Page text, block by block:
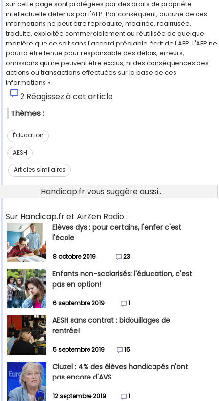
sur cette page sont protégées par des droits de propriété
intellectuelle détenus par l'AFP. Par conséquent, aucune de ces
informations ne peut être reproduite, modifiée, rediffusée,
traduite, exploitée commercialement ou réutilisée de quelque
manière que ce soit sans l'accord préalable écrit de l'AFP. L'AFP ne
pourra être tenue pour responsable des délais, erreurs,
omissions qui ne peuvent être exclus, ni des conséquences des
actions ou transactions effectuées sur la base de ces
informations ».
2 Réagissez à cet article
Thèmes :
Éducation
AESH
Articles similaires
Handicap.fr vous suggère aussi...
Sur Handicap.fr et AirZen Radio :
Elèves dys : pour certains, l'enfer c'est
l'école
8 octobre 2019 23
Enfants non-scolarisés: l'éducation, c'est
pas en option!
6 septembre 2019 1
AESH sans contrat : bidouillages de
rentrée!
5 septembre 2019 15
Cluzel : 4% des élèves handicapés n'ont
pas encore d'AVS
12 septembre 2019 1